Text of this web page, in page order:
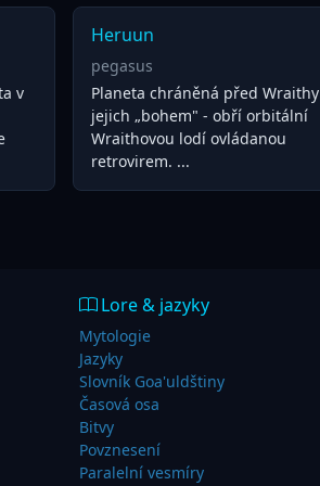
v
Heruun
pegasus
Planeta chráněná před Wraithy
jejich „bohem" - obří orbitální
Wraithovou lodí ovládanou
retrovirem. ...
Lore & jazyky
Mytologie
Jazyky
Slovník Goa'uldštiny
Časová osa
Bitvy
Povznesení
Paralelní vesmíry